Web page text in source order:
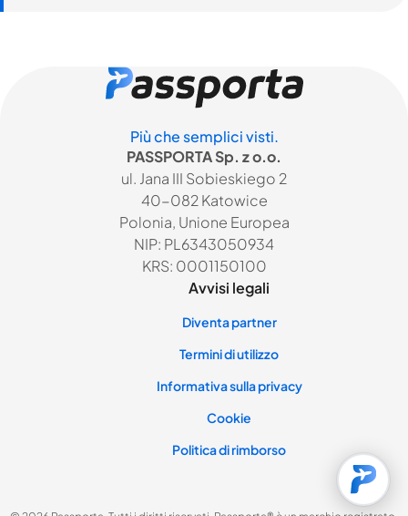
Più che semplici visti.
PASSPORTA Sp. z o.o.
ul. Jana III Sobieskiego 2
40-082 Katowice
Polonia, Unione Europea
NIP: PL6343050934
KRS: 0001150100
Avvisi legali
Diventa partner
Termini di utilizzo
Informativa sulla privacy
Cookie
Politica di rimborso